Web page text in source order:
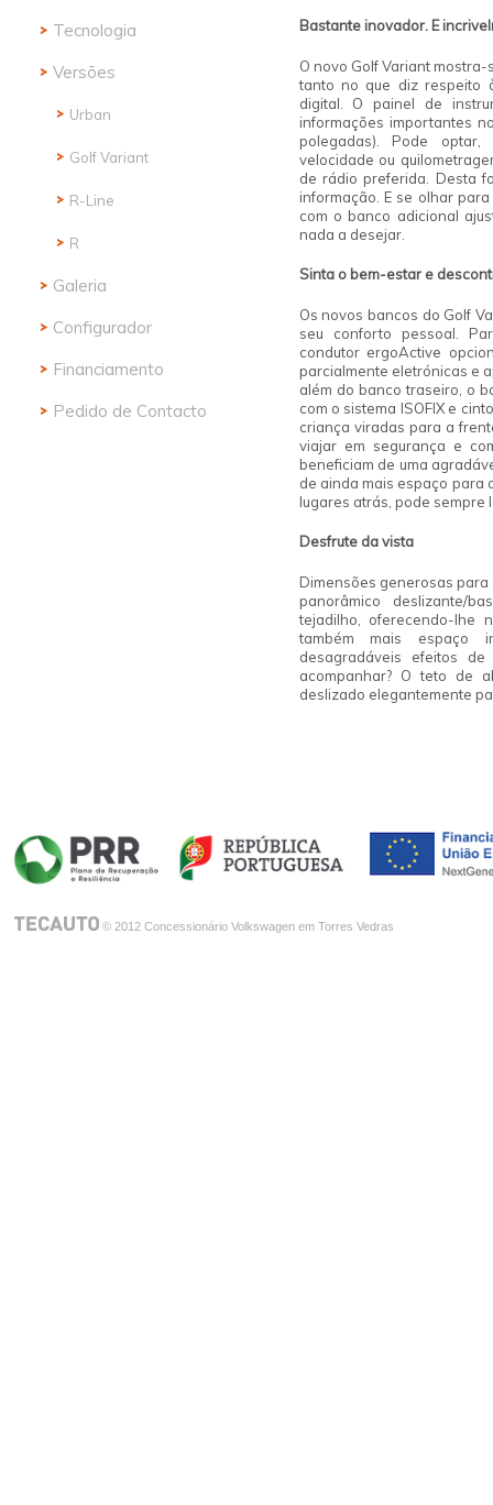
Tecnologia
Versões
Urban
Golf Variant
R-Line
R
Galeria
Configurador
Financiamento
Pedido de Contacto
Bastante inovador.E
O novo Golf Variant
tanto no que diz respeito
digital. O painel de
informações importantes
polegadas). Pode
velocidade ou
de rádio preferida. Desta
informação. E se olhar
com o banco adicional
nada a desejar.
Sinta o bem-estar e
Os novos bancos do Golf
seu conforto pessoal.
condutor ergoActive
parcialmente eletrónicas e
além do banco traseiro, o
com o sistema ISOFIX e
criança viradas para a
viajar em segurança e
beneficiam de uma
de ainda mais espaço para
lugares atrás, pode sempre
Desfrute davista
Dimensões generosas
panorâmico deslizante/
tejadilho, oferecendo-lhe
também mais espaço
desagradáveis efeitos
acompanhar? O teto de
deslizado elegantemente
© 2012 Concessionário Volkswagen em Torres Vedras